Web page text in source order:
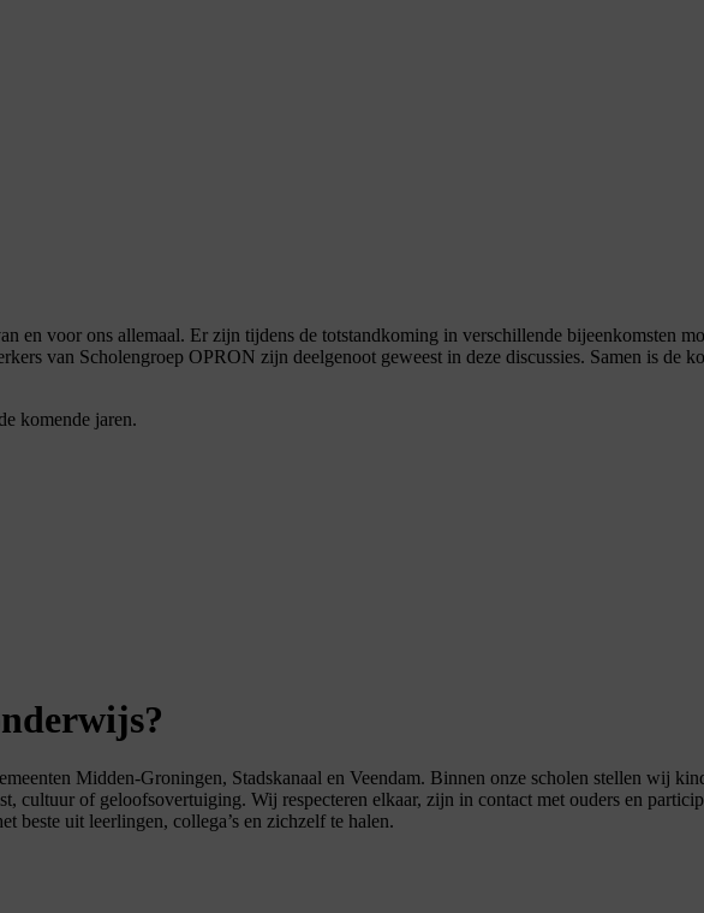
en voor ons allemaal. Er zijn tijdens de totstandkoming in verschillende bijeenkomsten
van Scholengroep OPRON zijn deelgenoot geweest in deze discussies. Samen is de
komende jaren.
Midden-Groningen, Stadskanaal en Veendam. Binnen onze scholen stellen wij
cultuur of geloofsovertuiging. Wij respecteren elkaar, zijn in contact met ouders en
beste uit leerlingen, collega’s en zichzelf te halen.